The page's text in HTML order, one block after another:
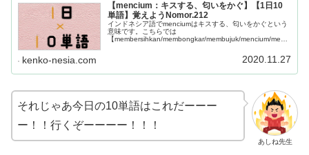
【mencium：キスする、匂いをかぐ】【1日10
単語】覚えようNomor.212
インドネシア語でmenciumはキスする、匂いをかぐという
意味です。こちらでは
【membersihkan/membongkar/membujuk/mencium/mene
kenko-nesia.com 2020.11.27
あしね先生
それじゃあ今日の10単語はこれだーーー
ー！！行くぞーーーー！！！